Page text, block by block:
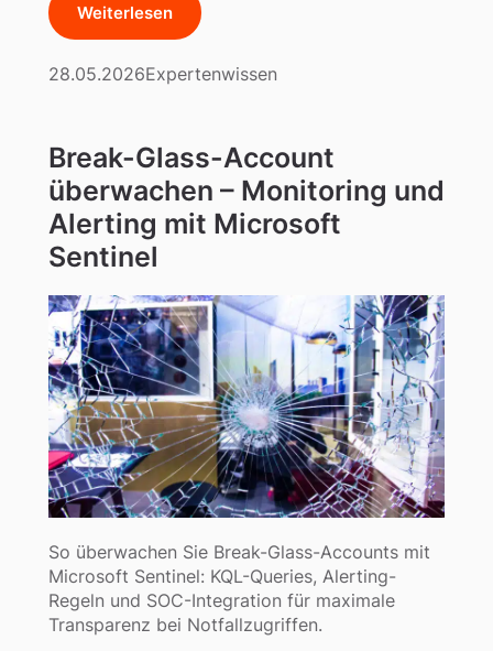
Weiterlesen
28.05.2026Expertenwissen
Break-Glass-Account
überwachen – Monitoring und
Alerting mit Microsoft
Sentinel
So überwachen Sie Break-Glass-Accounts mit
Microsoft Sentinel: KQL-Queries, Alerting-
Regeln und SOC-Integration für maximale
Transparenz bei Notfallzugriffen.